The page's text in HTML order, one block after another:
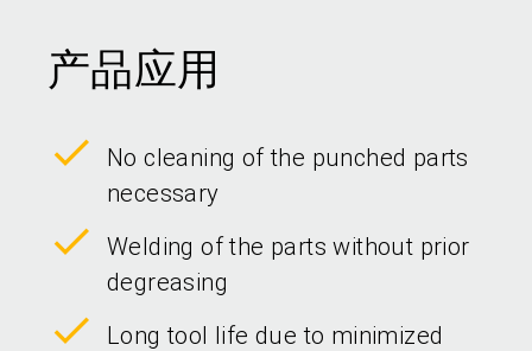
产品应用
No cleaning of the punched parts
necessary
Welding of the parts without prior
degreasing
Long tool life due to minimized